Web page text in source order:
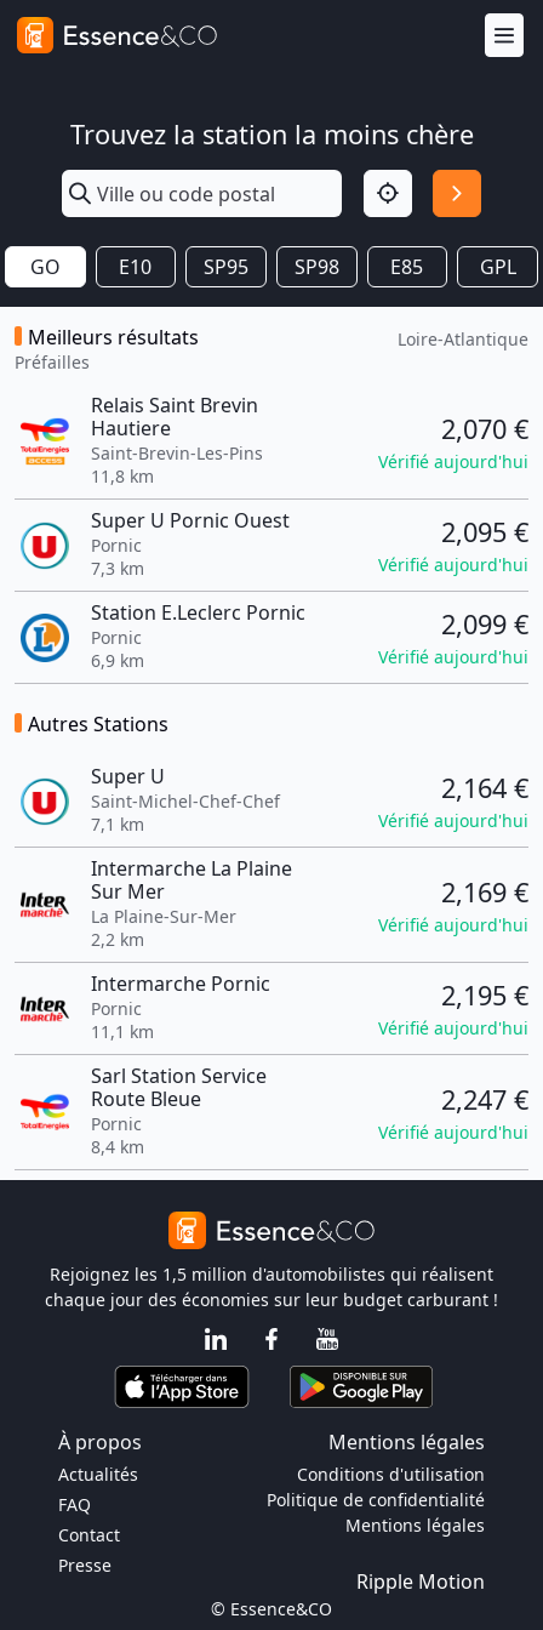
Trouvez la station la moins chère
GO E10 SP95 SP98 E85 GPL
Meilleurs résultats
Préfailles
Loire-Atlantique
Relais Saint Brevin
Hautiere
Saint-Brevin-Les-Pins
11,8 km
2,070 €
Vérifié aujourd'hui
Super U Pornic Ouest
Pornic
7,3 km
2,095 €
Vérifié aujourd'hui
Station E.Leclerc Pornic
Pornic
6,9 km
2,099 €
Vérifié aujourd'hui
Autres Stations
Super U
Saint-Michel-Chef-Chef
7,1 km
2,164 €
Vérifié aujourd'hui
Intermarche La Plaine
Sur Mer
La Plaine-Sur-Mer
2,2 km
2,169 €
Vérifié aujourd'hui
Intermarche Pornic
Pornic
11,1 km
2,195 €
Vérifié aujourd'hui
Sarl Station Service
Route Bleue
Pornic
8,4 km
2,247 €
Vérifié aujourd'hui
Rejoignez les 1,5 million d'automobilistes qui réalisent
chaque jour des économies sur leur budget carburant !
À propos Mentions légales
Actualités
FAQ
Contact
Presse
Conditions d'utilisation
Politique de confidentialité
Mentions légales
Ripple Motion
© Essence&CO